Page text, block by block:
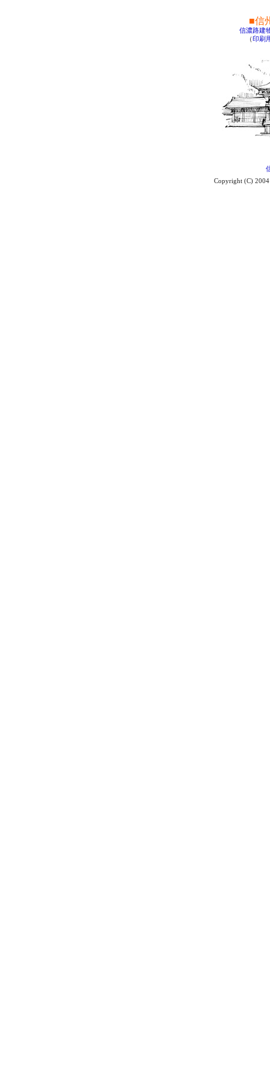
■信
信濃路建
（ 印刷
Copyright (C) 2004